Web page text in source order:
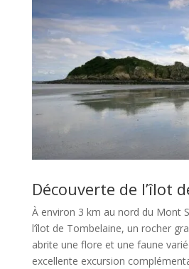
Découverte de l’îlot
À environ 3 km au nord du Mont
l’îlot de Tombelaine, un rocher
abrite une flore et une faune
excellente excursion